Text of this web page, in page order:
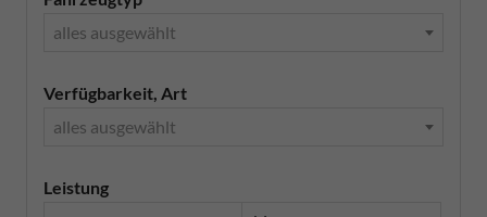
alles ausgewählt
Verfügbarkeit, Art
alles ausgewählt
Leistung